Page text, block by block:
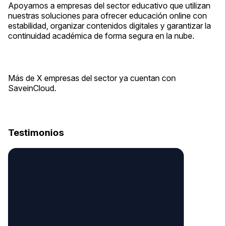
Apoyamos a empresas del sector educativo que utilizan
nuestras soluciones para ofrecer educación online con
estabilidad, organizar contenidos digitales y garantizar la
continuidad académica de forma segura en la nube.
Más de X empresas del sector ya cuentan con
SaveinCloud.
Testimonios